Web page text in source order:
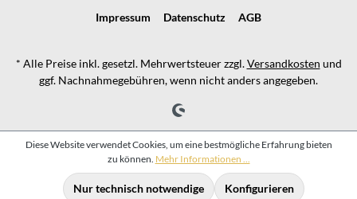
Impressum Datenschutz AGB
* Alle Preise inkl. gesetzl. Mehrwertsteuer zzgl.Versandkosten und
ggf. Nachnahmegebühren, wenn nicht anders angegeben.
Diese Website verwendet Cookies, um eine bestmögliche Erfahrung bieten
zu können. Mehr Informationen ...
Nur technisch notwendige Konfigurieren